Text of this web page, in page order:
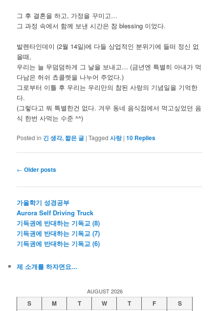
그 후 결혼을 하고, 가정을 꾸미고…
그 과정 속에서 함께 보낸 시간은 참 blessing 이었다.
발렌타인데이 (2월 14일)에 다들 상업적인 분위기에 들떠 정신 없
을때,
우리는 늘 무덤덤하게 그 날을 보내고… (금년엔 특별히 아내가 먹
다남은 허쉬 쵸콜렛을 나누어 주었다.)
그로부터 이틀 후 우리는 우리만의 참된 사랑의 기념일을 기억한
다.
(그렇다고 뭐 특별한건 없다. 겨우 동네 음식점에서 먹고싶었던 음
식 한번 사먹는 수준 ^^)
Posted in 긴 생각, 짧은 글 |Tagged 사랑 |10 Replies
Post
← Older posts
가을학기 성경공부
Aurora Self Driving Truck
기득권에 반대하는 기독교 (8)
기득권에 반대하는 기독교 (7)
기득권에 반대하는 기독교 (6)
제 소개를 하자면요...
AUGUST 2026
S M T W T F S